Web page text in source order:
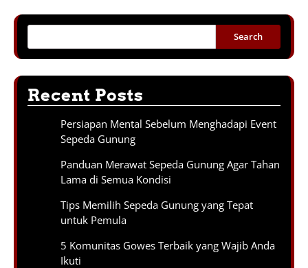
Search
Recent Posts
Persiapan Mental Sebelum Menghadapi Event
Sepeda Gunung
Panduan Merawat Sepeda Gunung Agar Tahan
Lama di Semua Kondisi
Tips Memilih Sepeda Gunung yang Tepat
untuk Pemula
5 Komunitas Gowes Terbaik yang Wajib Anda
Ikuti